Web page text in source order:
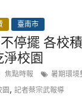
臺南市
停擺 各校
校園
焦點時報
暑期環境
園, 記者蔡宗武報導